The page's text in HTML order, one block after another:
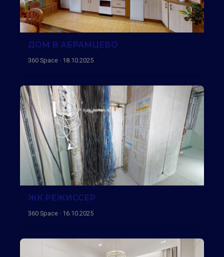
ДОМ В АБРАМЦЕВО
360 Space · 18.10.2025
ЖК РЕЖИССЕР
360 Space · 16.10.2025